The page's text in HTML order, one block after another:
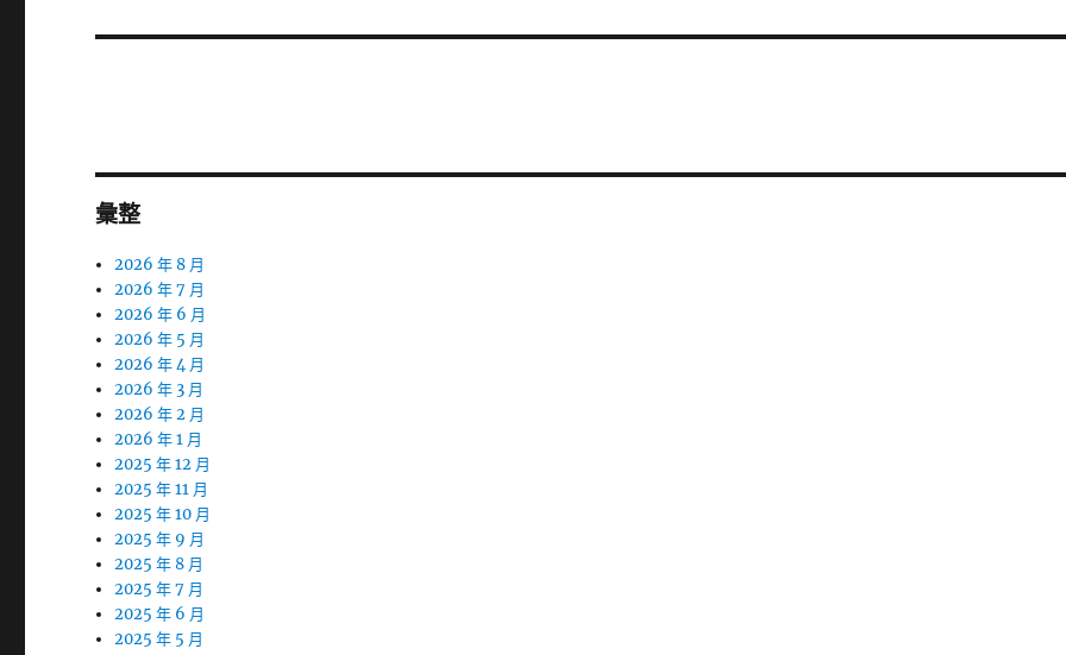
篇
彙整
2026 年 8 月
2026 年 7 月
2026 年 6 月
2026 年 5 月
2026 年 4 月
2026 年 3 月
2026 年 2 月
2026 年 1 月
2025 年 12 月
2025 年 11 月
2025 年 10 月
2025 年 9 月
2025 年 8 月
2025 年 7 月
2025 年 6 月
2025 年 5 月